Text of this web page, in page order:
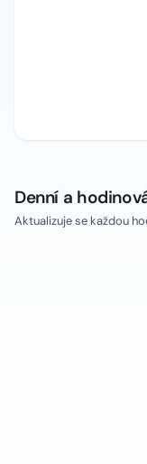
Denní a
Aktualizuje se každou